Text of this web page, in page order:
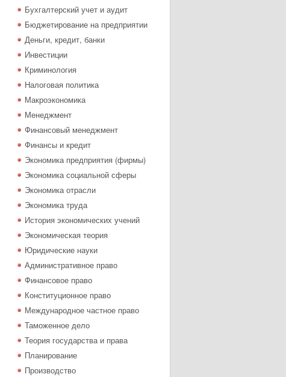
Бухгалтерский учет и аудит
Бюджетирование на предприятии
Деньги, кредит, банки
Инвестиции
Криминология
Налоговая политика
Макроэкономика
Менеджмент
Финансовый менеджмент
Финансы и кредит
Экономика предприятия (фирмы)
Экономика социальной сферы
Экономика отрасли
Экономика труда
История экономических учений
Экономическая теория
Юридические науки
Административное право
Финансовое право
Конституционное право
Международное частное право
Таможенное дело
Теория государства и права
Планирование
Производство